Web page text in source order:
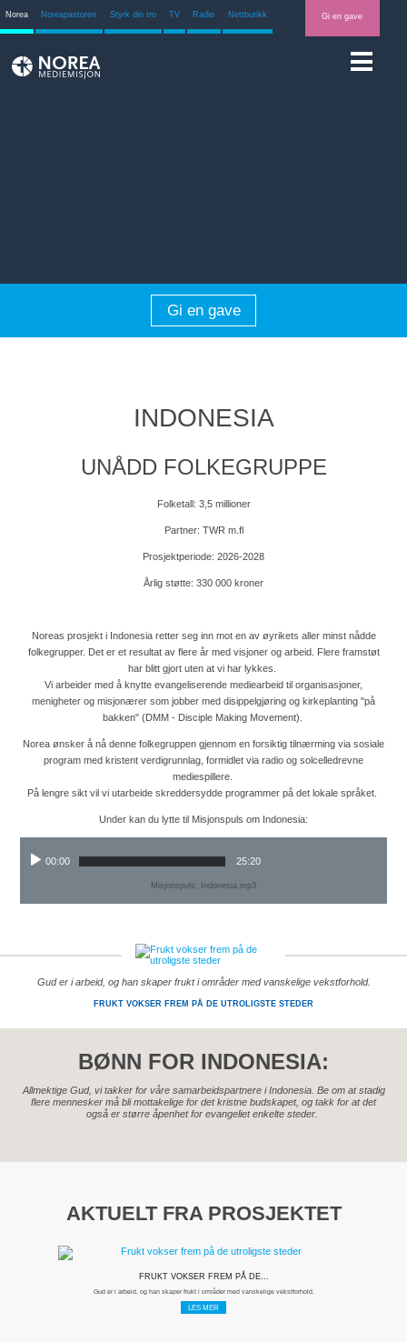
Norea Noreapastoren Styrk din tro TV Radio Nettbutikk Gi en gave
Gi en gave
INDONESIA
UNÅDD FOLKEGRUPPE
Folketall: 3,5 millioner
Partner: TWR m.fl
Prosjektperiode: 2026-2028
Årlig støtte: 330 000 kroner
Noreas prosjekt i Indonesia retter seg inn mot en av øyrikets aller minst nådde
folkegrupper. Det er et resultat av flere år med visjoner og arbeid. Flere framstøt
har blitt gjort uten at vi har lykkes.
Vi arbeider med å knytte evangeliserende mediearbeid til organisasjoner,
menigheter og misjonærer som jobber med disippelgjøring og kirkeplanting "på
bakken" (DMM - Disciple Making Movement).
Norea ønsker å nå denne folkegruppen gjennom en forsiktig tilnærming via sosiale
program med kristent verdigrunnlag, formidlet via radio og solcelledrevne
mediespillere.
På lengre sikt vil vi utarbeide skreddersydde programmer på det lokale språket.
Under kan du lytte til Misjonspuls om Indonesia:
00:00 25:20
Misjonspuls; Indonesia.mp3
Gud er i arbeid, og han skaper frukt i områder med vanskelige vekstforhold.
FRUKT VOKSER FREM PÅ DE UTROLIGSTE STEDER
BØNN FOR INDONESIA:
Allmektige Gud, vi takker for våre samarbeidspartnere i Indonesia. Be om at stadig
flere mennesker må bli mottakelige for det kristne budskapet, og takk for at det
også er større åpenhet for evangeliet enkelte steder.
AKTUELT FRA PROSJEKTET
FRUKT VOKSER FREM PÅ DE...
Gud er i arbeid, og han skaper frukt i områder med vanskelige vekstforhold.
LES MER